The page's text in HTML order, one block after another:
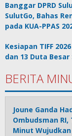
Banggar DPRD
SulutGo, Bahas
pada KUA-PPAS
Kesiapan TIFF
dan 13 Duta Besar
BERITA
Joune Ganda
Ombudsman
Minut